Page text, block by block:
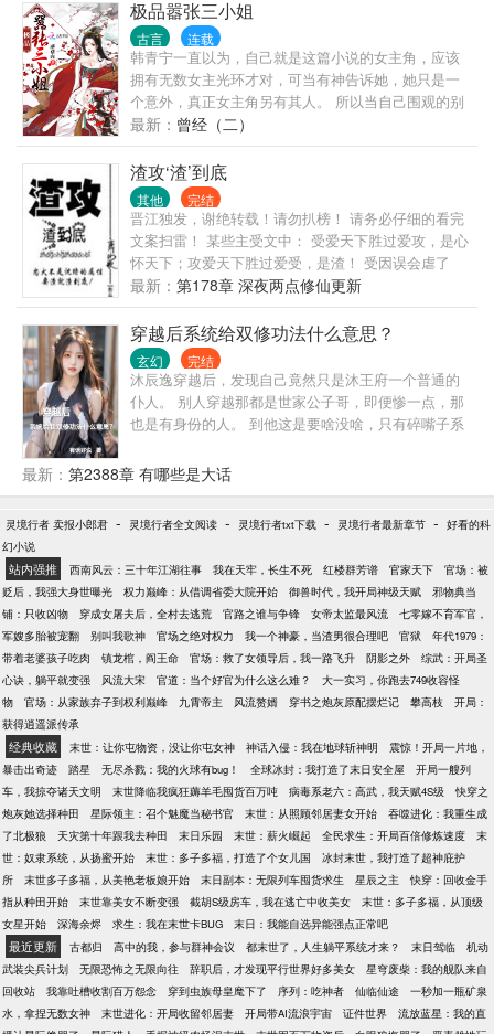
极品嚣张三小姐
古言 连载
韩青宁一直以为，自己就是这篇小说的女主角，应该
拥有无数女主光环才对，可当有神告诉她，她只是一
个意外，真正女主角另有其人。 所以当自己围观的别
人各种女主光环加身的开挂人生之后，坐不住了！ 开
什么玩笑？！不是女主角就不能拥有女主角的人生
了？自己非要逆天改命，成为自己的女主角！
最新： 曾经（二）
渣攻‘渣’到底
其他 完结
晋江独发，谢绝转载！请勿扒榜！ 请务必仔细的看完
文案扫雷！ 某些主受文中： 受爱天下胜过爱攻，是心
怀天下；攻爱天下胜过爱受，是渣！ 受因误会虐了
攻，是攻倒霉；攻因误会虐了受，是渣！ 受算计利用
了攻，是有智慧；攻算计利用了受，是渣！ 受冷血无
情伤人身心，是情有可原；攻冷血无情伤人身心，是
渣！ 受和女人结婚，攻应该去抢婚；攻和女人结婚，
果断被弃，因为是渣！ 受因为亲朋好友伤害攻，是忠
孝仁义；攻为亲朋好友伤了受，是渣！ 受对攻的一片
痴情不为所动，无可厚非，，谁规定攻爱受，受就一
定要爱攻了？攻无视受痴心一片，是渣！ 如果作者要
不换攻，那渣攻必定痛心疾首满心忏悔跪求受的原
谅，被受狠虐一顿…… 沈缙因破坏人设和剧情，被晋
江文学城负责掌控主受纯爱空间的剧本弄到各种主受
不是他的属性！要渣就渣到底吧！ 这就是一个主角穿
越成渣攻决定一渣到底玩坏剧情的故事！ 总共十四个
世界，两个世界合并为一篇：【古代君臣篇】【江湖
正邪篇】【修真复仇篇】【现代虐恋篇】【未来强夺
篇】【校园风情篇】【娱乐天王篇】 扫雷： 一：↑关
于攻受的那段句子不是我写的，不过已经忘记是在哪
里看的了，这段话只能代表个例不能代表全部的主受
三、主角绝对不会动真情爱上任何人，他冷心冷清，
不相信爱情。 四、主角穿越前虽然有不少情人，但不
会欺骗玩弄别人的感情，基本上都是各取所需自愿
的。 五、看文最好两个世界一起对比着原着剧情看。
六、本文不洗白渣攻！本文不洗白渣攻！本文不洗白
渣攻！【重要的话说三遍】 七、和平看文温柔评论，
请不要情绪激动炸毛骂人让人质疑素质问题！ 【推荐
自己的文】： 《[综]养一只杀生丸》新文求收藏 《[快
穿]男配上位，踹飞男主》 《[末世反重生]‘尸’生赢家》
《末世重生之丧尸皇的复仇》 《[快穿]男主总想让我
破产》 《玩坏主角[穿书]》 喜欢这篇文的亲,请收藏我
的专栏 #f□□orite_1{lor:#dc143cfont-weight:boldborder-
style:double}
最新： 第178章 深夜两点修仙更新
穿越后系统给双修功法什么意思？
玄幻 完结
沐辰逸穿越后，发现自己竟然只是沐王府一个普通的
仆人。 别人穿越那都是世家公子哥，即便惨一点，那
也是有身份的人。 到他这是要啥没啥，只有碎嘴子系
要苟的有价值，大腿要抱，最好拿下！ 就算是跪，也
要一路跪到巅峰！ ……
最新： 第2388章 有哪些是大话
灵境行者 卖报小郎君 - 灵境行者全文阅读 - 灵境行者txt下载 - 灵境行者最新章节 - 好看的科
幻小说
站内强推 西南风云：三十年江湖往事 我在天牢，长生不死 红楼群芳谱 官家天下
官场：被
贬后，我强大身世曝光
权力巅峰：从借调省委大院开始 御兽时代，我开局神级天赋
邪物典当
铺：只收凶物
穿成女屠夫后，全村去逃荒 官路之谁与争锋 女帝太监最风流
七零嫁不育军官，
军嫂多胎被宠翻
别叫我歌神 官场之绝对权力 我一个神豪，当渣男很合理吧 官狱
年代1979：
带着老婆孩子吃肉
镇龙棺，阎王命 官场：救了女领导后，我一路飞升 阴影之外
综武：开局圣
心诀，躺平就变强
风流大宋 官道：当个好官为什么这么难？
大一实习，你跑去749收容怪
物
官场：从家族弃子到权利巅峰 九霄帝主 风流赘婿 穿书之炮灰原配摆烂记 攀高枝
开局：
获得逍遥派传承
经典收藏 末世：让你屯物资，没让你屯女神 神话入侵：我在地球斩神明
震惊！开局一片地，
暴击出奇迹
踏星 无尽杀戮：我的火球有bug！ 全球冰封：我打造了末日安全屋
开局一艘列
车，我掠夺诸天文明
末世降临我疯狂薅羊毛囤货百万吨 病毒系老六：高武，我天赋4S级
快穿之
炮灰她选择种田
星际领主：召个魅魔当秘书官 末世：从照顾邻居妻女开始
吞噬进化：我重生成
了北极狼
天灾第十年跟我去种田 末日乐园 末世：薪火崛起 全民求生：开局百倍修炼速度
末
世：奴隶系统，从扬蜜开始
末世：多子多福，打造了个女儿国
冰封末世，我打造了超神庇护
所
末世多子多福，从美艳老板娘开始 末日副本：无限列车囤货求生 星辰之主
快穿：回收金手
指从种田开始
末世靠美女不断变强 截胡S级房车，我在逃亡中收美女
末世：多子多福，从顶级
女星开始
深海余烬 求生：我在末世卡BUG 末日：我能自选异能强点正常吧
最近更新 古都归 高中的我，参与群神会议 都末世了，人生躺平系统才来？ 末日驾临
机动
武装尖兵计划
无限恐怖之无限向往 辞职后，才发现平行世界好多美女
星穹废柴：我的舰队来自
回收站
我靠吐槽收割百万怨念 穿到虫族母皇麾下了 序列：吃神者 仙临仙途
一秒加一瓶矿泉
水，拿捏无数女神
末世进化：开局收留邻居妻 开局带AI流浪宇宙 证件世界
流放蓝星：我的直